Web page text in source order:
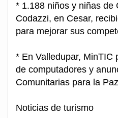
* 1.188 niños y niñas de
Codazzi, en Cesar,
para mejorar sus
* En Valledupar, MinTIC
de computadores y
Comunitarias para la
Noticias de turismo